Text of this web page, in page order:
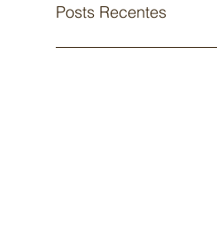
Posts Recentes